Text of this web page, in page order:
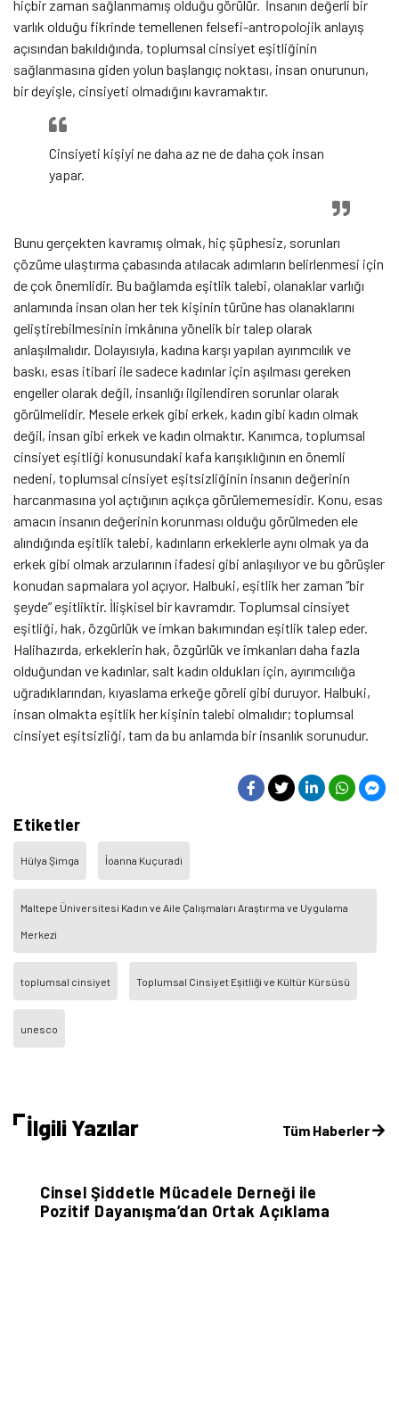
hiçbir zaman sağlanmamış olduğu görülür. İnsanın değerli bir
varlık olduğu fikrinde temellenen felsefi-antropolojik anlayış
açısından bakıldığında, toplumsal cinsiyet eşitliğinin
sağlanmasına giden yolun başlangıç noktası, insan onurunun,
bir deyişle, cinsiyeti olmadığını kavramaktır.
Cinsiyeti kişiyi ne daha az ne de daha çok insan
yapar.
Bunu gerçekten kavramış olmak, hiç şüphesiz, sorunları
çözüme ulaştırma çabasında atılacak adımların belirlenmesi için
de çok önemlidir. Bu bağlamda eşitlik talebi, olanaklar varlığı
anlamında insan olan her tek kişinin türüne has olanaklarını
geliştirebilmesinin imkânına yönelik bir talep olarak
anlaşılmalıdır. Dolayısıyla, kadına karşı yapılan ayırımcılık ve
baskı, esas itibari ile sadece kadınlar için aşılması gereken
engeller olarak değil, insanlığı ilgilendiren sorunlar olarak
görülmelidir. Mesele erkek gibi erkek, kadın gibi kadın olmak
değil, insan gibi erkek ve kadın olmaktır. Kanımca, toplumsal
cinsiyet eşitliği konusundaki kafa karışıklığının en önemli
nedeni, toplumsal cinsiyet eşitsizliğinin insanın değerinin
harcanmasına yol açtığının açıkça görülememesidir. Konu, esas
amacın insanın değerinin korunması olduğu görülmeden ele
alındığında eşitlik talebi, kadınların erkeklerle aynı olmak ya da
erkek gibi olmak arzularının ifadesi gibi anlaşılıyor ve bu görüşler
konudan sapmalara yol açıyor. Halbuki, eşitlik her zaman “bir
şeyde” eşitliktir. İlişkisel bir kavramdır. Toplumsal cinsiyet
eşitliği, hak, özgürlük ve imkan bakımından eşitlik talep eder.
Halihazırda, erkeklerin hak, özgürlük ve imkanları daha fazla
olduğundan ve kadınlar, salt kadın oldukları için, ayırımcılığa
uğradıklarından, kıyaslama erkeğe göreli gibi duruyor. Halbuki,
insan olmakta eşitlik her kişinin talebi olmalıdır; toplumsal
cinsiyet eşitsizliği, tam da bu anlamda bir insanlık sorunudur.
Etiketler
Hülya Şimga İoanna Kuçuradi
Maltepe Üniversitesi Kadın ve Aile Çalışmaları Araştırma ve Uygulama
Merkezi
toplumsal cinsiyet Toplumsal Cinsiyet Eşitliği ve Kültür Kürsüsü
unesco
İlgili Yazılar Tüm Haberler
Cinsel Şiddetle Mücadele Derneği ile
Pozitif Dayanışma’dan Ortak Açıklama